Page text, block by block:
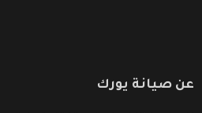
عن صيانة يورك